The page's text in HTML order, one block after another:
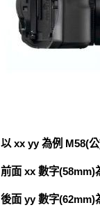
以 xx yy 為例 M58(
前面 xx 數字(58mm)
後面 yy 數字(62mm)